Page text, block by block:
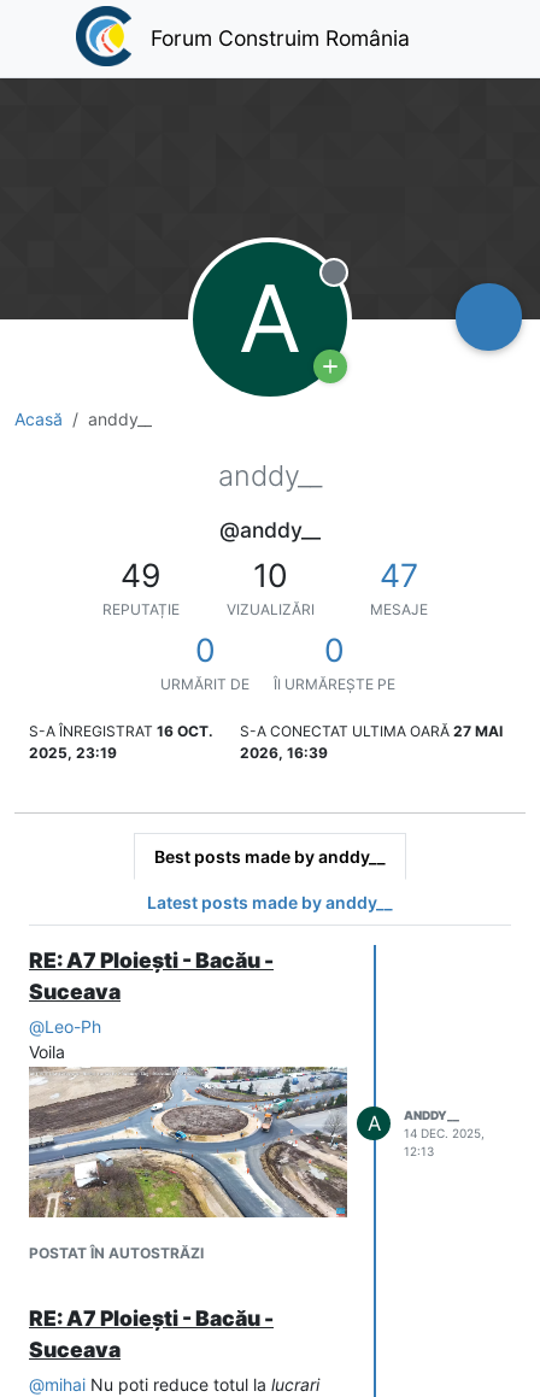
Forum Construim România
Acasă anddy__
A Deconectat
anddy__
@anddy__
49
REPUTAȚIE
10
VIZUALIZĂRI
47
MESAJE
0
URMĂRIT DE
0
ÎI URMĂREȘTE PE
S-A ÎNREGISTRAT 16 OCT.
2025, 23:19
S-A CONECTAT ULTIMA OARĂ 27 MAI
2026, 16:39
Best posts made by anddy__
Latest posts made by anddy__
RE: A7 Ploiești - Bacău -
Suceava
@Leo-Ph
Voila
POSTAT ÎN AUTOSTRĂZI
A
ANDDY__
14 DEC. 2025,
12:13
RE: A7 Ploiești - Bacău -
Suceava
@mihai Nu poti reduce totul la lucrari